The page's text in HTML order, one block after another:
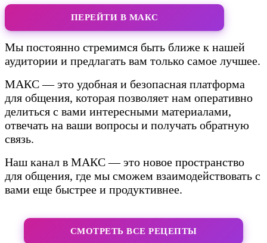
ПЕРЕЙТИ В МАКС
Мы постоянно стремимся быть ближе к нашей
аудитории и предлагать вам только самое лучшее.
МАКС — это удобная и безопасная платформа
для общения, которая позволяет нам оперативно
делиться с вами интересными материалами,
отвечать на ваши вопросы и получать обратную
связь.
Наш канал в МАКС — это новое пространство
для общения, где мы сможем взаимодействовать с
вами еще быстрее и продуктивнее.
СМОТРЕТЬ ВСЕ РЕЦЕПТЫ